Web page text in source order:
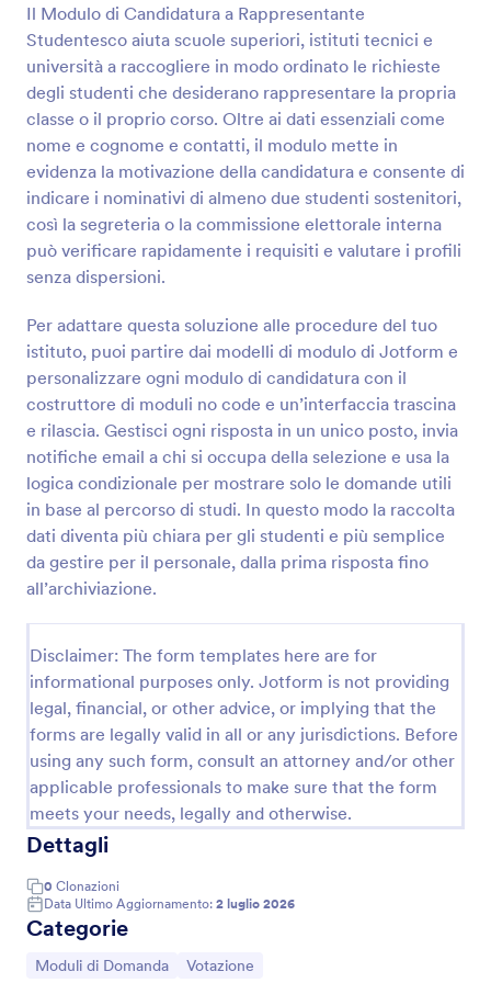
Il Modulo di Candidatura a Rappresentante
Studentesco aiuta scuole superiori, istituti tecnici e
università a raccogliere in modo ordinato le richieste
degli studenti che desiderano rappresentare la propria
classe o il proprio corso. Oltre ai dati essenziali come
nome e cognome e contatti, il modulo mette in
evidenza la motivazione della candidatura e consente di
indicare i nominativi di almeno due studenti sostenitori,
così la segreteria o la commissione elettorale interna
può verificare rapidamente i requisiti e valutare i profili
senza dispersioni.
Per adattare questa soluzione alle procedure del tuo
istituto, puoi partire dai modelli di modulo di Jotform e
personalizzare ogni modulo di candidatura con il
costruttore di moduli no code e un’interfaccia trascina
e rilascia. Gestisci ogni risposta in un unico posto, invia
notifiche email a chi si occupa della selezione e usa la
logica condizionale per mostrare solo le domande utili
in base al percorso di studi. In questo modo la raccolta
dati diventa più chiara per gli studenti e più semplice
da gestire per il personale, dalla prima risposta fino
all’archiviazione.
Disclaimer: The form templates here are for
informational purposes only. Jotform is not providing
legal, financial, or other advice, or implying that the
forms are legally valid in all or any jurisdictions. Before
using any such form, consult an attorney and/or other
applicable professionals to make sure that the form
meets your needs, legally and otherwise.
Dettagli
0 Clonazioni
Data Ultimo Aggiornamento: 2 luglio 2026
Categorie
Vai alla Categoria:
Moduli di Domanda Vai alla Categoria:
Votazione
completamente personalizzabile, consentendo di
raccogliere tutti i dati necessari dalle informazioni di
contatto, le offerte di corsi, la durata, e ovviamente,
le informazioni sulla carta di credito per il
pagamento e altro ancora.
Anteprima
Modulo Di Richiesta Finanziamento
Un Modulo di Richiesta Finanziamento viene
utilizzato dagli istituti di credito per decidere se
finanziamento da un istituto finanziario. Utilizza
questo modulo per raccogliere le informazioni
necessarie riguardo i richiedenti al fine di decidere
se garantire o no il prestito. È sufficiente
personalizzare i campi per includere tutte le
informazioni necessarie che rimarranno disponibili
per essere consultate in un secondo momento. Una
volta creato il modulo, è possibile condividerlo con
un link o incorporarlo nel proprio sito web. Sara'
sufficiente sincronizzarsi con il servizio di
archiviazione prescelto per visualizzare tutti gli invii
esperti, è possibile integrare il modulo con Google
Drive, Dropbox, Box o con un processore di
pagamento di terze parti come Stripe o PayPal, per
Personalizza il tuo Modulo di Richiesta
Go to Category:
Moduli di Domanda
Usa Template
Anteprima